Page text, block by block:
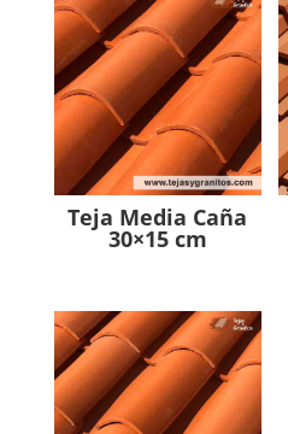
Teja Media Caña
30×15 cm